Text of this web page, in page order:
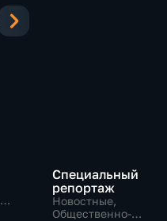
Специальный
репортаж
Новостные,
Общественно-